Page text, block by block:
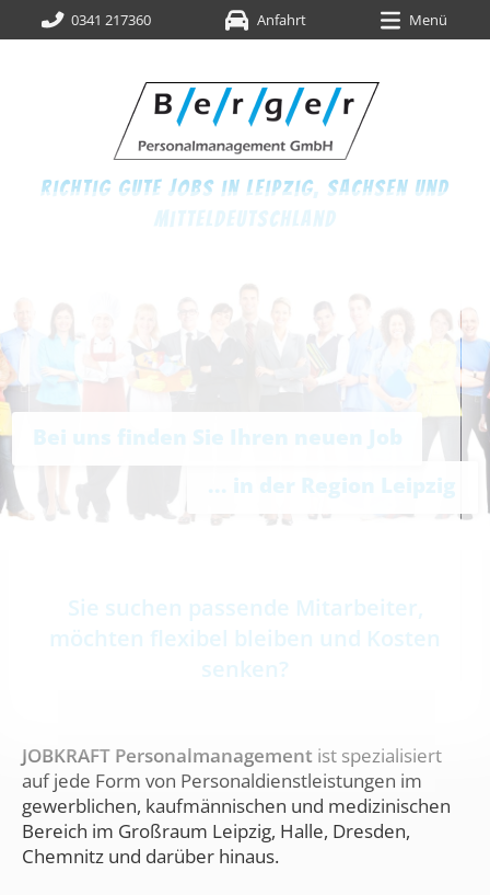
0341 217360 Anfahrt Menü
richtig gute jobs in leipzig, sachsen und
mitteldeutschland
... in der Region Leipzig
Bei uns finden Sie Ihren neuen Job
Sie suchen passende Mitarbeiter,
möchten flexibel bleiben und Kosten
senken?
JOBKRAFT Personalmanagement ist spezialisiert
auf jede Form von Personaldienstleistungen im
gewerblichen, kaufmännischen und medizinischen
Bereich im Großraum Leipzig, Halle, Dresden,
Chemnitz und darüber hinaus.